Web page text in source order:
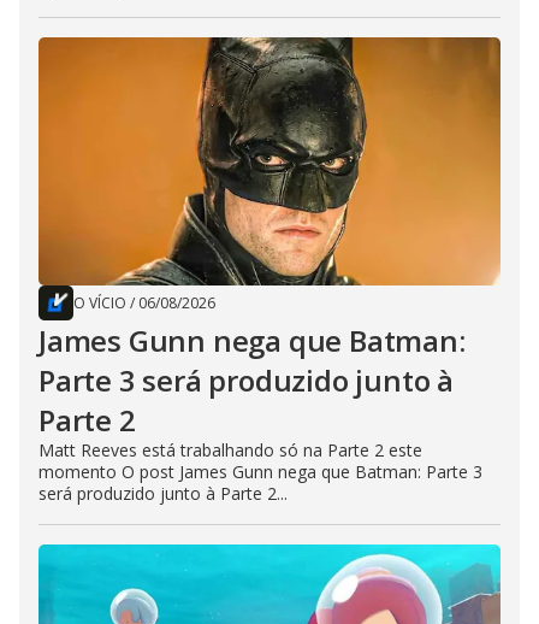
O VÍCIO / 06/08/2026
James Gunn nega que Batman:
Parte 3 será produzido junto à
Parte 2
Matt Reeves está trabalhando só na Parte 2 este
momento O post James Gunn nega que Batman: Parte 3
será produzido junto à Parte 2...